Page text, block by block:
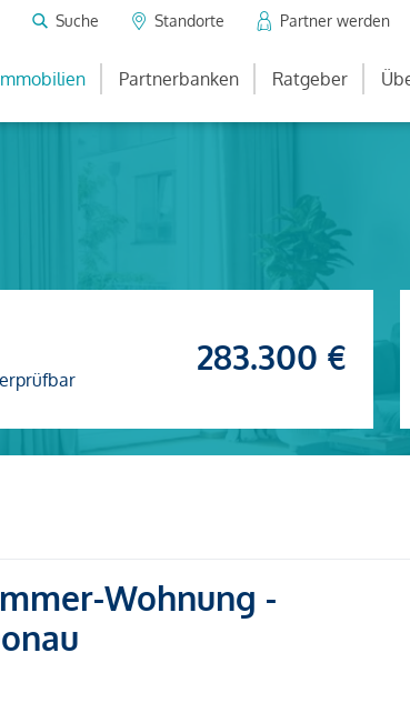
Suche Standorte Partner werden
Partnerbanken Ratgeber
283.300 €
Wohnung -